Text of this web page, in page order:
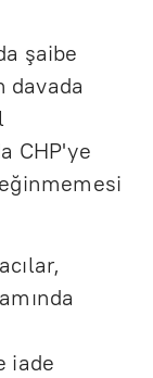
a
r
a
r
u
şaibe
davada
CHP'ye
iade